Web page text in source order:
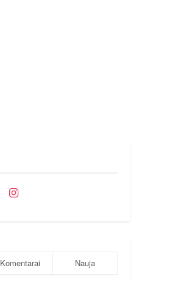
Komentarai Nauja